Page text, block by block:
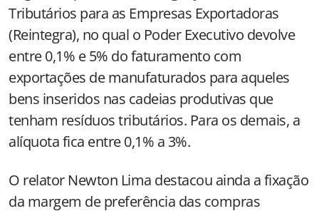
Tributários para as Empresas Exportadoras
(Reintegra), no qual o Poder Executivo devolve
entre 0,1% e 5% do faturamento com
exportações de manufaturados para aqueles
bens inseridos nas cadeias produtivas que
tenham resíduos tributários. Para os demais, a
alíquota fica entre 0,1% a 3%.
O relator Newton Lima destacou ainda a fixação
da margem de preferência das compras